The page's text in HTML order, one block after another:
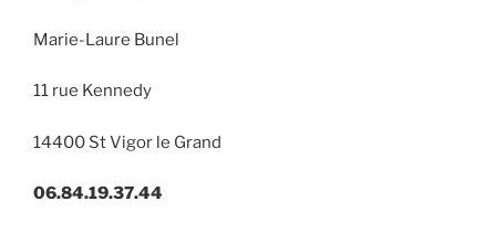
Marie-Laure Bunel
11 rue Kennedy
14400 St Vigor le Grand
06.84.19.37.44